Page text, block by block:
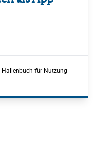
Hallenbuch für Nutzung